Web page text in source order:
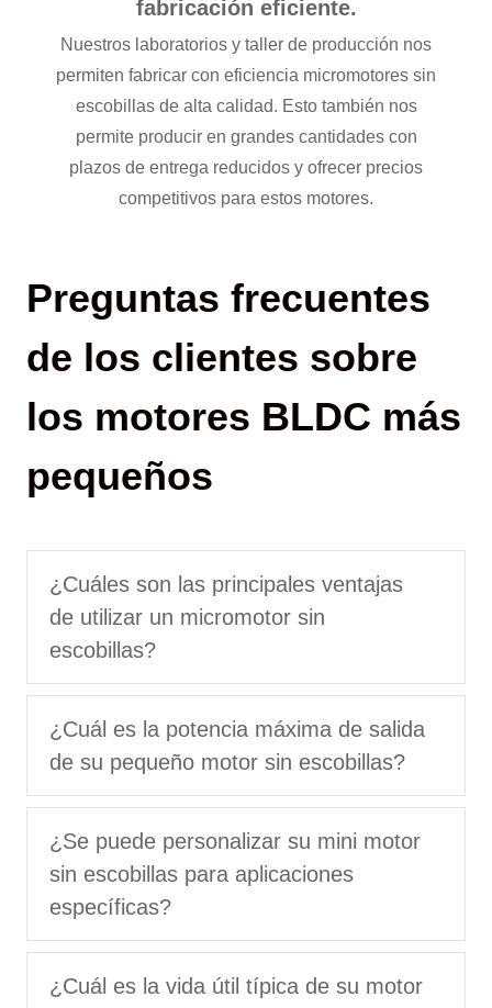
fabricación eficiente.
Nuestros laboratorios y taller de producción nos
permiten fabricar con eficiencia micromotores sin
escobillas de alta calidad. Esto también nos
permite producir en grandes cantidades con
plazos de entrega reducidos y ofrecer precios
competitivos para estos motores.
Preguntas frecuentes
de los clientes sobre
los motores BLDC más
pequeños
¿Cuáles son las principales ventajas
de utilizar un micromotor sin
escobillas?
¿Cuál es la potencia máxima de salida
de su pequeño motor sin escobillas?
¿Se puede personalizar su mini motor
sin escobillas para aplicaciones
específicas?
¿Cuál es la vida útil típica de su motor